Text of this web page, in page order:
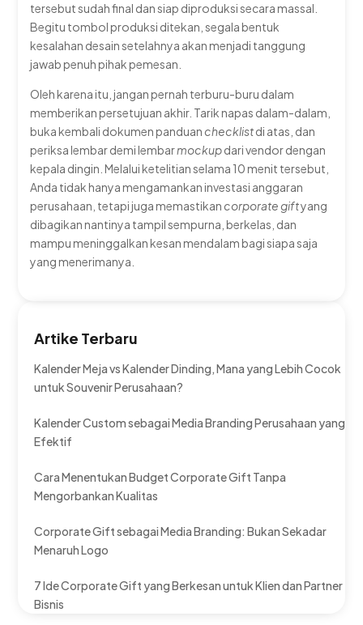
tersebut sudah final dan siap diproduksi secara massal.
Begitu tombol produksi ditekan, segala bentuk
kesalahan desain setelahnya akan menjadi tanggung
jawab penuh pihak pemesan.
Oleh karena itu, jangan pernah terburu-buru dalam
memberikan persetujuan akhir. Tarik napas dalam-dalam,
buka kembali dokumen panduanchecklistdi atas, dan
periksa lembar demi lembarmockupdari vendor dengan
kepala dingin. Melalui ketelitian selama 10 menit tersebut,
Anda tidak hanya mengamankan investasi anggaran
perusahaan, tetapi juga memastikancorporate giftyang
dibagikan nantinya tampil sempurna, berkelas, dan
mampu meninggalkan kesan mendalam bagi siapa saja
yang menerimanya.
Artike Terbaru
Kalender Meja vs Kalender Dinding, Mana yang Lebih Cocok
untuk Souvenir Perusahaan?
Kalender Custom sebagai Media Branding Perusahaan yang
Efektif
Cara Menentukan Budget Corporate Gift Tanpa
Mengorbankan Kualitas
Corporate Gift sebagai Media Branding: Bukan Sekadar
Menaruh Logo
7 Ide Corporate Gift yang Berkesan untuk Klien dan Partner
Bisnis